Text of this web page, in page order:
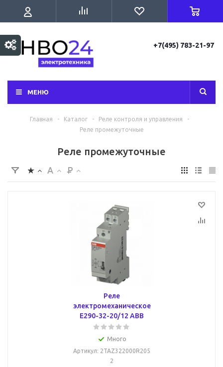
+7(495) 783-21-97
МЕНЮ
Главная - Каталог - Реле контроля и управления
-
Реле промежуточные
Реле промежуточные
Реле
электромеханическое
E290-32-20/12 ABB
Много
Артикул: 2TAZ322000R205
2